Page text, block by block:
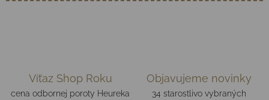
Víťaz Shop Roku
cena odbornej poroty Heureka
Objavujeme novinky
34 starostlivo vybraných